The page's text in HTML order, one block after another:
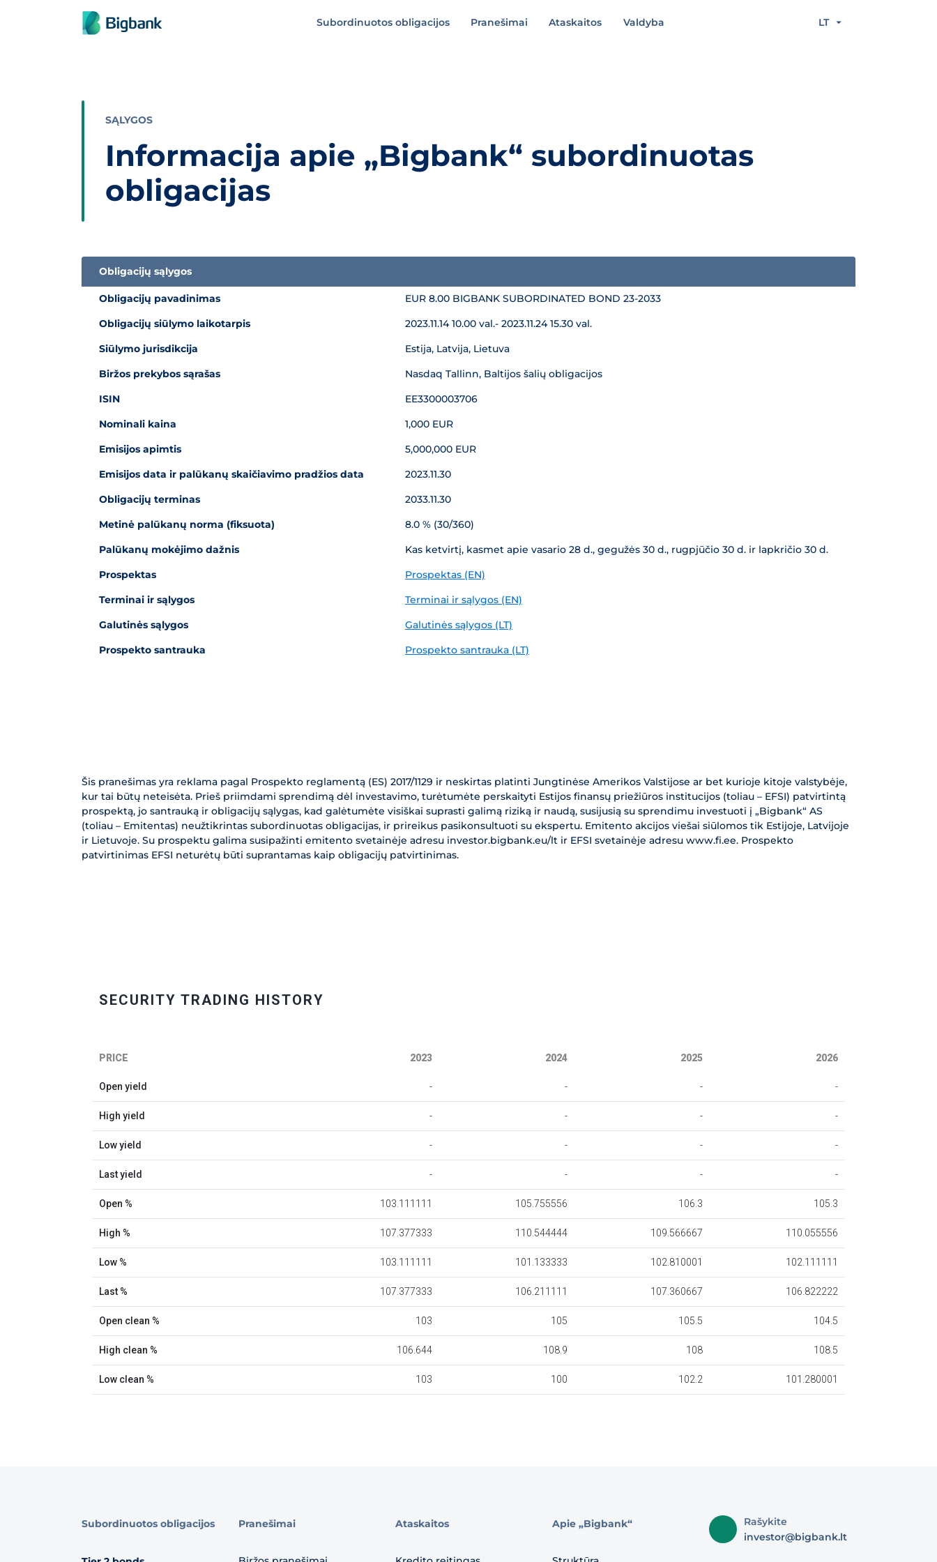
Praleisti turinį
Subordinuotos obligacijos Pranešimai Ataskaitos Valdyba LT
SĄLYGOS
Informacija apie „Bigbank“ subordinuotas
obligacijas
Informacija apie „Bigbank“ subordinuotas obligacijas
Obligacijų sąlygos
Obligacijų pavadinimas
EUR 8.00 BIGBANK SUBORDINATED BOND 23-2033
Obligacijų siūlymo laikotarpis
2023.11.14 10.00 val.- 2023.11.24 15.30 val.
Siūlymo jurisdikcija
Estija, Latvija, Lietuva
Biržos prekybos sąrašas
Nasdaq Tallinn, Baltijos šalių obligacijos
ISIN
EE3300003706
Nominali kaina
1,000 EUR
Emisijos apimtis
5,000,000 EUR
Emisijos data ir palūkanų skaičiavimo pradžios data
2023.11.30
Obligacijų terminas
2033.11.30
Metinė palūkanų norma (fiksuota)
8.0 % (30/360)
Palūkanų mokėjimo dažnis
Kas ketvirtį, kasmet apie vasario 28 d., gegužės 30 d., rugpjūčio 30 d. ir lapkričio 30 d.
Prospektas
Prospektas (EN)
Terminai ir sąlygos
Terminai ir sąlygos (EN)
Galutinės sąlygos
Galutinės sąlygos (LT)
Prospekto santrauka
Prospekto santrauka (LT)
Šis pranešimas yra reklama pagal Prospekto reglamentą (ES) 2017/1129 ir neskirtas platinti Jungtinėse Amerikos Valstijose ar bet kurioje kitoje valstybėje,
kur tai būtų neteisėta. Prieš priimdami sprendimą dėl investavimo, turėtumėte perskaityti Estijos finansų priežiūros institucijos (toliau – EFSI) patvirtintą
prospektą, jo santrauką ir obligacijų sąlygas, kad galėtumėte visiškai suprasti galimą riziką ir naudą, susijusią su sprendimu investuoti į „Bigbank“ AS
(toliau – Emitentas) neužtikrintas subordinuotas obligacijas, ir prireikus pasikonsultuoti su ekspertu. Emitento akcijos viešai siūlomos tik Estijoje, Latvijoje
ir Lietuvoje. Su prospektu galima susipažinti emitento svetainėje adresu investor.bigbank.eu/lt ir EFSI svetainėje adresu www.fi.ee. Prospekto
patvirtinimas EFSI neturėtų būti suprantamas kaip obligacijų patvirtinimas.
Subordinuotos obligacijos Pranešimai Ataskaitos Apie „Bigbank“
Rašykite
investor@bigbank.lt